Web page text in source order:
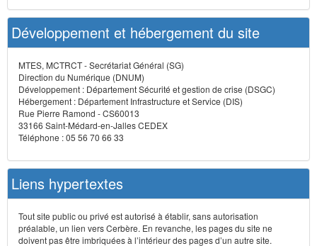
Développement et hébergement du site
MTES, MCTRCT - Secrétariat Général (SG)
Direction du Numérique (DNUM)
Développement : Département Sécurité et gestion de crise (DSGC)
Hébergement : Département Infrastructure et Service (DIS)
Rue Pierre Ramond - CS60013
33166 Saint-Médard-en-Jalles CEDEX
Téléphone : 05 56 70 66 33
Liens hypertextes
Tout site public ou privé est autorisé à établir, sans autorisation
préalable, un lien vers Cerbère. En revanche, les pages du site ne
doivent pas être imbriquées à l’intérieur des pages d’un autre site.